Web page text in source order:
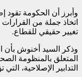
وأبرز أن الحكومة تقود
اتخاذ جملة من
تغيير حقيقي للقطاع.
وذكر السيد أخنوش بأن
المتعلق بالمنظومة
التدابير الإصلاحية،